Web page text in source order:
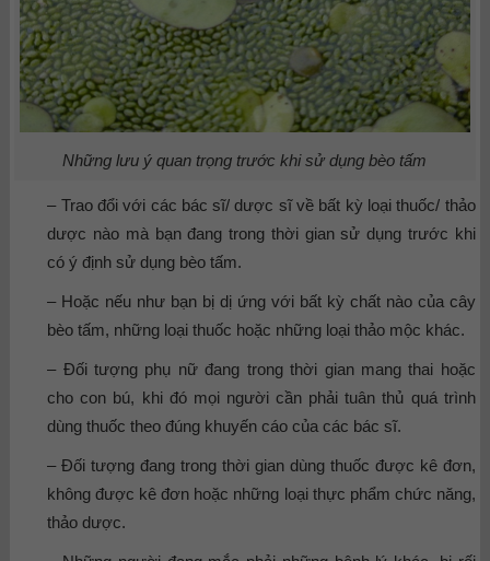
Những lưu ý quan trọng trước khi sử dụng bèo tấm
– Trao đổi với các bác sĩ/ dược sĩ về bất kỳ loại thuốc/ thảo
dược nào mà bạn đang trong thời gian sử dụng trước khi
có ý định sử dụng bèo tấm.
– Hoặc nếu như bạn bị dị ứng với bất kỳ chất nào của cây
bèo tấm, những loại thuốc hoặc những loại thảo mộc khác.
– Đối tượng phụ nữ đang trong thời gian mang thai hoặc
cho con bú, khi đó mọi người cần phải tuân thủ quá trình
dùng thuốc theo đúng khuyến cáo của các bác sĩ.
– Đối tượng đang trong thời gian dùng thuốc được kê đơn,
không được kê đơn hoặc những loại thực phẩm chức năng,
thảo dược.